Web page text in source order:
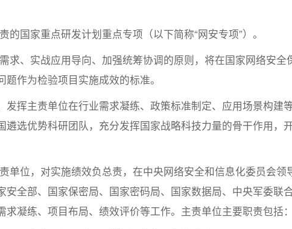
国家重点研发计划重点专项（以下简称“网安专项”）。
求、实战应用导向、加强统筹协调的原则，将在国家网络安全
作为检验项目实施成效的标准。
发挥主责单位在行业需求凝练、政策标准制定、应用场景构建
遴选优势科研团队，充分发挥国家战略科技力量的骨干作用，
单位，对实施绩效负总责，在中央网络安全和信息化委员会领
安全部、国家保密局、国家密码局、国家数据局、中央军委联
凝练、项目布局、绩效评价等工作。主责单位主要职责包括